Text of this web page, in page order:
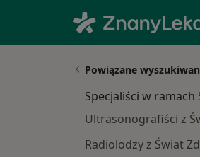
Powiązane
Specjaliści w ramach
Ultrasonografiści z
Radiolodzy z Świat